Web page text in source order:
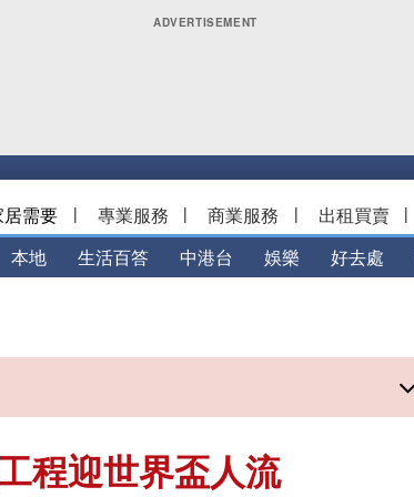
居需要 | 專業服務 | 商業服務 | 出租買賣 |
本地 生活百答 中港台 娛樂 好去處
程迎世界盃人流